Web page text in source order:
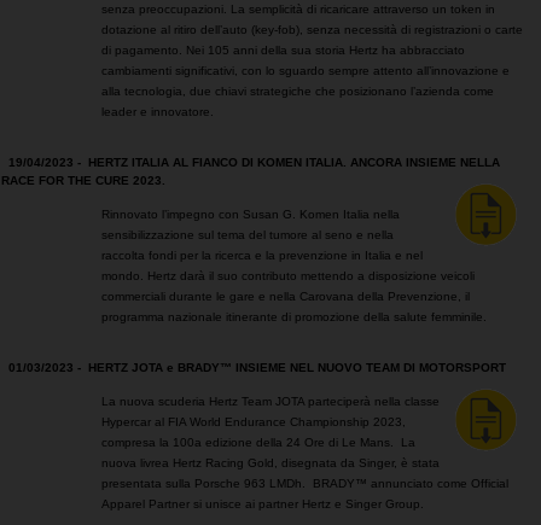
senza preoccupazioni. La semplicità di ricaricare attraverso un token in
dotazione al ritiro dell’auto (key-fob), senza necessità di registrazioni o carte
di pagamento. Nei 105 anni della sua storia Hertz ha abbracciato
cambiamenti significativi, con lo sguardo sempre attento all’innovazione e
alla tecnologia, due chiavi strategiche che posizionano l’azienda come
leader e innovatore.
19/04/2023 -
HERTZ ITALIA AL FIANCO DI KOMEN ITALIA. ANCORA INSIEME NELLA
RACE FOR THE CURE 2023.
Rinnovato l’impegno con Susan G. Komen Italia nella
sensibilizzazione sul tema del tumore al seno e nella
raccolta fondi per la ricerca e la prevenzione in Italia e nel
mondo. Hertz darà il suo contributo mettendo a disposizione veicoli
commerciali durante le gare e nella Carovana della Prevenzione, il
programma nazionale itinerante di promozione della salute femminile.
01/03/2023 - HERTZ JOTA e BRADY™ INSIEME NEL NUOVO TEAM DI MOTORSPORT
La nuova scuderia Hertz Team JOTA parteciperà nella classe
Hypercar al FIA World Endurance Championship 2023,
compresa la 100a edizione della 24 Ore di Le Mans. La
nuova livrea Hertz Racing Gold, disegnata da Singer, è stata
presentata sulla Porsche 963 LMDh. BRADY™ annunciato come Official
Apparel Partner si unisce ai partner Hertz e Singer Group.